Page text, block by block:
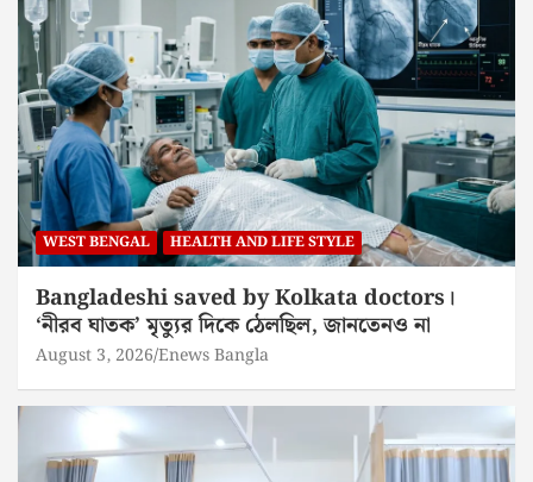
WEST BENGAL HEALTH AND LIFE STYLE
Bangladeshi saved by Kolkata doctors।
‘নীরব ঘাতক’ মৃত্যুর দিকে ঠেলছিল, জানতেনও না
August 3, 2026 Enews Bangla